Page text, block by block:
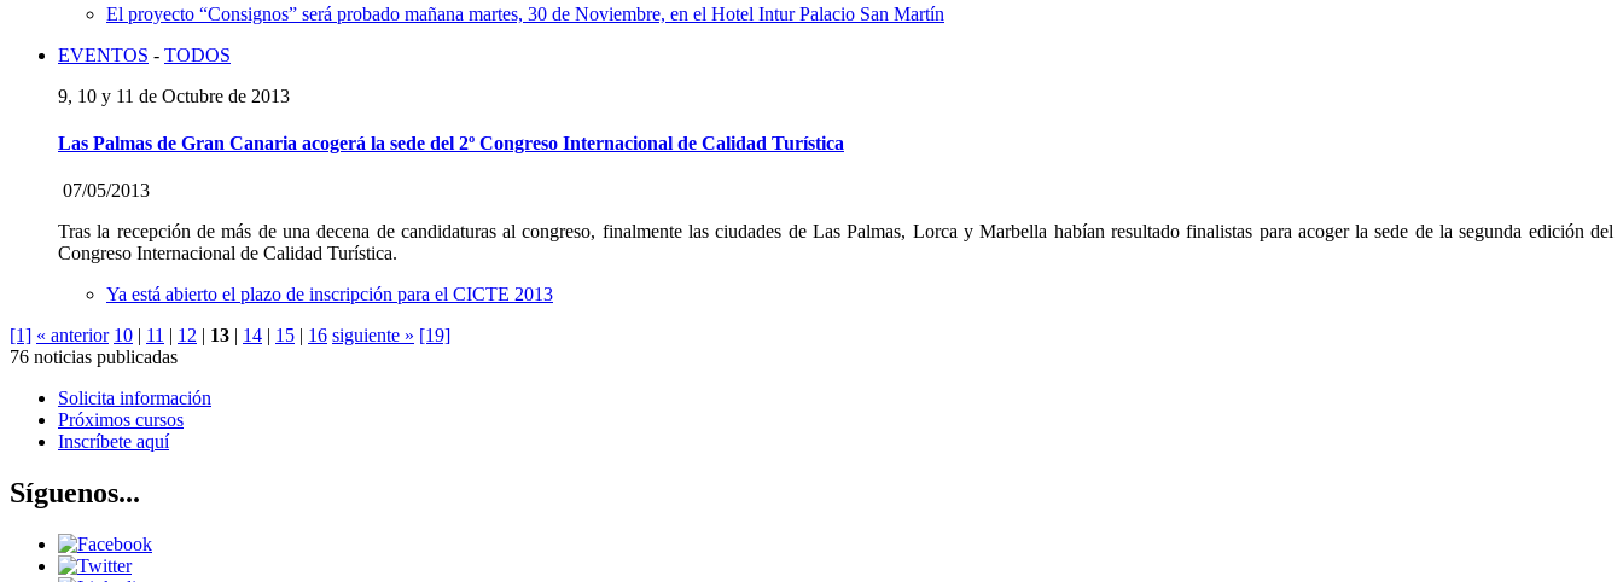
El proyecto “Consignos” será probado mañana martes, 30 de Noviembre, en el Hotel Intur Palacio San Martín
EVENTOS - TODOS
9, 10 y 11 de Octubre de 2013
Las Palmas de Gran Canaria acogerá la sede del 2º Congreso Internacional de Calidad Turística
07/05/2013
Tras la recepción de más de una decena de candidaturas al congreso, finalmente las ciudades de Las Palmas, Lorca y Marbella habían resultado finalistas para acoger la sede de la segunda edición del
Congreso Internacional de Calidad Turística.
Ya está abierto el plazo de inscripción para el CICTE 2013
[1] « anterior 10 | 11 | 12 | 13 | 14 | 15 | 16 siguiente » [19]
76 noticias publicadas
Solicita información
Próximos cursos
Inscríbete aquí
Síguenos...